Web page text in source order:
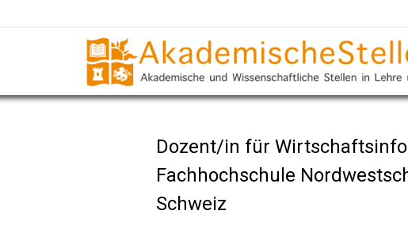
Dozent/in für
Fachhochschule
Schweiz